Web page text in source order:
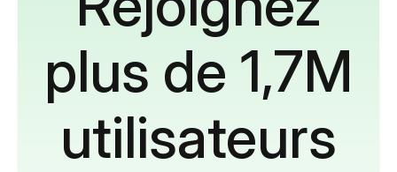
plus de 1,7M
utilisateurs